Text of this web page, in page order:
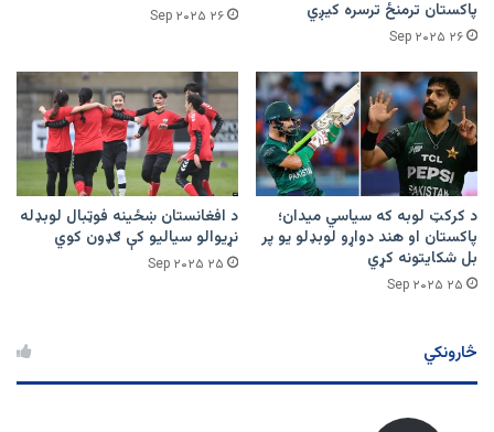
پاکستان ترمنځ ترسره کیږي
۲۶ Sep ۲۰۲۵
۲۶ Sep ۲۰۲۵
د کرکټ لوبه که سیاسي میدان؛
پاکستان او هند دواړو لوبډلو یو پر
بل شکایتونه کړي
۲۵ Sep ۲۰۲۵
د افغانستان ښځينه فوټبال لوبډله
نړیوالو سیالیو کې ګډون کوي
۲۵ Sep ۲۰۲۵
څارونکي